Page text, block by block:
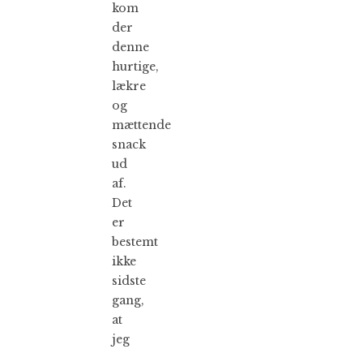
kom
der
denne
hurtige,
lækre
og
mættende
snack
ud
af.
Det
er
bestemt
ikke
sidste
gang,
at
jeg